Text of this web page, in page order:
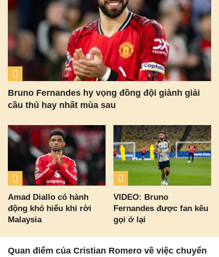
Bruno Fernandes hy vọng đồng đội giành giải
cầu thủ hay nhất mùa sau
Amad Diallo có hành
động khó hiểu khi rời
Malaysia
VIDEO: Bruno
Fernandes được fan kêu
gọi ở lại
Quan điểm của Cristian Romero về việc chuyển